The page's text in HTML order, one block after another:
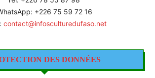
+226 75 59 72 16
contact@infosculturedufaso.net
DES DONNÉES